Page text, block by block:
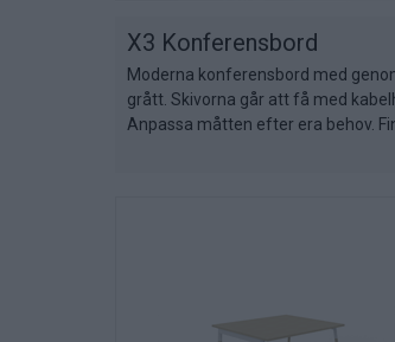
X3 Konferensbord
Moderna konferensbord med
grått. Skivorna går att få med
Anpassa måtten efter era behov.